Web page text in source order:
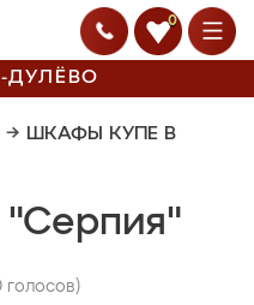
0
→ ШКАФЫ КУПЕ В
голосов)